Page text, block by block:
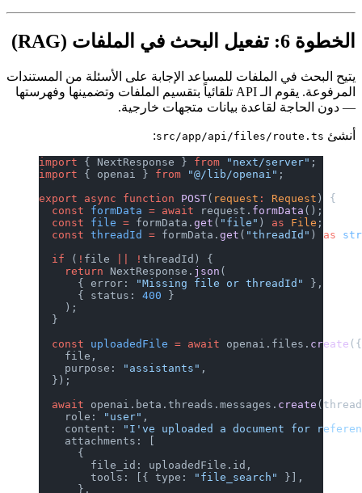
للمساعد الإجابة على الأسئلة من المستندات
المرفوعة. يقوم الـ API تلقائياً بتقسيم الملفات وتضمينها وفهرستها
بيانات متجهات خارجية.
src/app/api/files/
:
import { NextResponse } from "next/
import { openai } from "@/lib/openai"
export async function POST(request
  const
formData = await request.
  const
file = formData.get( "file"
  const
threadId = formData. get (
  if
(!file ||
    return
NextResponse.
      { error:
"Missing file or
      { status:
  const
uploadedFile = await
    purpose:
  await
openai.beta.threads.messages.
    role:
    content:
"I've uploaded a
    attachments: [
        file_id: uploadedFile.id,
        tools: [{ type:
"file_search"